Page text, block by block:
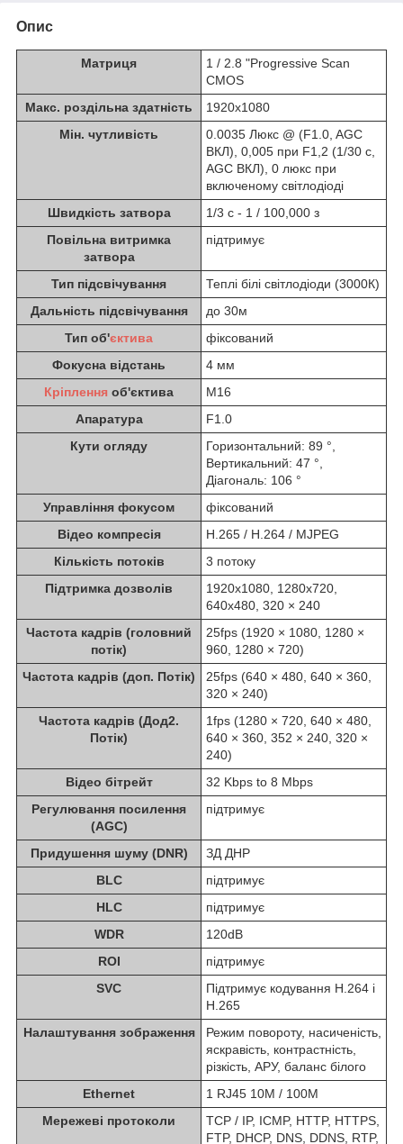
Опис
Матриця
1 / 2.8 "Progressive Scan
CMOS
Макс. роздільна здатність
1920x1080
Мін. чутливість
0.0035 Люкс @ (F1.0, AGC
ВКЛ), 0,005 при F1,2 (1/30 с,
AGC ВКЛ), 0 люкс при
включеному світлодіоді
Швидкість затвора
1/3 с - 1 / 100,000 з
Повільна витримка
затвора
підтримує
Тип підсвічування
Теплі білі світлодіоди (3000К)
Дальність підсвічування
до 30м
Тип об'єктива
фіксований
Фокусна відстань
4 мм
Кріплення об'єктива
M16
Апаратура
F1.0
Кути огляду
Горизонтальний: 89 °,
Вертикальний: 47 °,
Діагональ: 106 °
Управління фокусом
фіксований
Відео компресія
H.265 / H.264 / MJPEG
Кількість потоків
3 потоку
Підтримка дозволів
1920x1080, 1280x720,
640x480, 320 × 240
Частота кадрів (головний
потік)
25fps (1920 × 1080, 1280 ×
960, 1280 × 720)
Частота кадрів (доп. Потік)
25fps (640 × 480, 640 × 360,
320 × 240)
Частота кадрів (Дод2.
Потік)
1fps (1280 × 720, 640 × 480,
640 × 360, 352 × 240, 320 ×
240)
Відео бітрейт
32 Kbps to 8 Mbps
Регулювання посилення
(AGC)
підтримує
Придушення шуму (DNR)
ЗД ДНР
BLC
підтримує
HLC
підтримує
WDR
120dB
ROI
підтримує
SVC
Підтримує кодування H.264 і
H.265
Налаштування зображення
Режим повороту, насиченість,
яскравість, контрастність,
різкість, АРУ, баланс білого
Ethernet
1 RJ45 10M / 100M
Мережеві протоколи
TCP / IP, ICMP, HTTP, HTTPS,
FTP, DHCP, DNS, DDNS, RTP,